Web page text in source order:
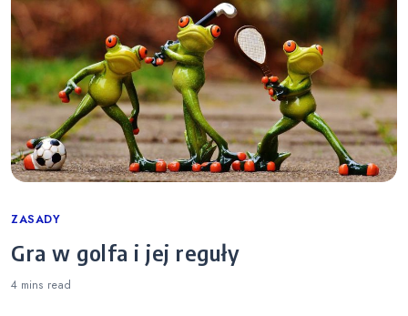
Categories
ZASADY
Gra w golfa i jej reguły
4 mins read